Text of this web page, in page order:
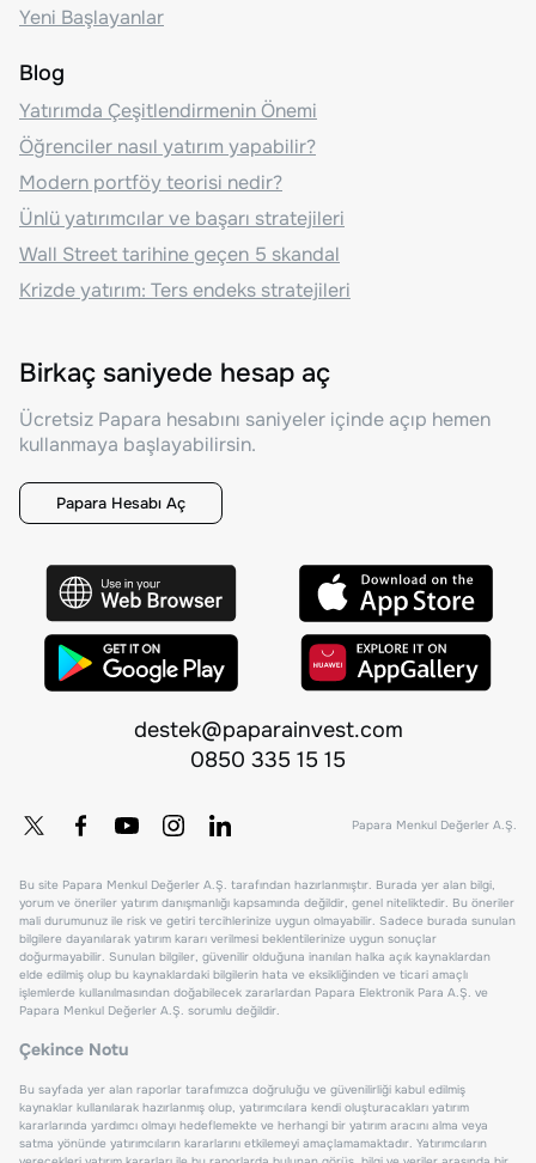
Yeni Başlayanlar
Blog
Yatırımda Çeşitlendirmenin Önemi
Öğrenciler nasıl yatırım yapabilir?
Modern portföy teorisi nedir?
Ünlü yatırımcılar ve başarı stratejileri
Wall Street tarihine geçen 5 skandal
Krizde yatırım: Ters endeks stratejileri
Birkaç saniyede hesap aç
Ücretsiz Papara hesabını saniyeler içinde açıp hemen
kullanmaya başlayabilirsin.
Papara Hesabı Aç
destek@paparainvest.com
0850 335 15 15
Papara Menkul Değerler A.Ş.
Bu site Papara Menkul Değerler A.Ş. tarafından hazırlanmıştır. Burada yer alan bilgi,
yorum ve öneriler yatırım danışmanlığı kapsamında değildir, genel niteliktedir. Bu öneriler
mali durumunuz ile risk ve getiri tercihlerinize uygun olmayabilir. Sadece burada sunulan
bilgilere dayanılarak yatırım kararı verilmesi beklentilerinize uygun sonuçlar
doğurmayabilir. Sunulan bilgiler, güvenilir olduğuna inanılan halka açık kaynaklardan
elde edilmiş olup bu kaynaklardaki bilgilerin hata ve eksikliğinden ve ticari amaçlı
işlemlerde kullanılmasından doğabilecek zararlardan Papara Elektronik Para A.Ş. ve
Papara Menkul Değerler A.Ş. sorumlu değildir.
Çekince Notu
Bu sayfada yer alan raporlar tarafımızca doğruluğu ve güvenilirliği kabul edilmiş
kaynaklar kullanılarak hazırlanmış olup, yatırımcılara kendi oluşturacakları yatırım
kararlarında yardımcı olmayı hedeflemekte ve herhangi bir yatırım aracını alma veya
satma yönünde yatırımcıların kararlarını etkilemeyi amaçlamamaktadır. Yatırımcıların